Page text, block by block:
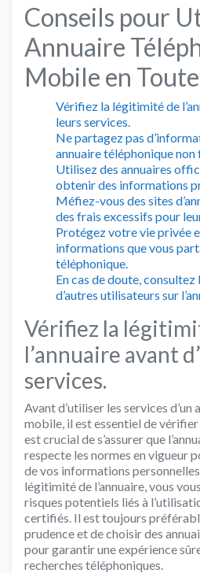
Conseils pour
Annuaire
Mobile en
Vérifiez la légitimité de
leurs services.
Ne partagez pas
annuaire téléphonique non
Utilisez des annuaires
obtenir des informations
Méfiez-vous des sites
des frais excessifs pour
Protégez votre vie privée
informations que vous
téléphonique.
En cas de doute,
d’autres utilisateurs sur
Vérifiez la
l’annuaire avant
services.
Avant d’utiliser les services d’un
mobile, il est essentiel de
est crucial de s’assurer que
respecte les normes en vigueur
de vos informations
légitimité de l’annuaire, vous
risques potentiels liés à
certifiés. Il est toujours
prudence et de choisir des
pour garantir une expérience
recherches téléphoniques.